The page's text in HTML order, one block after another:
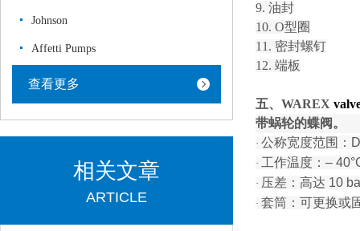
Johnson
Affetti Pumps
查看更多
相关文章
ARTICLE
9. 油封
10. O型圈
11. 密封螺钉
12. 端板
五、 WAREX
带蜗轮的蝶阀。
· 公称宽度范围：
· 工作温度： –
· 压差：高达 10
· 套筒：可更换或